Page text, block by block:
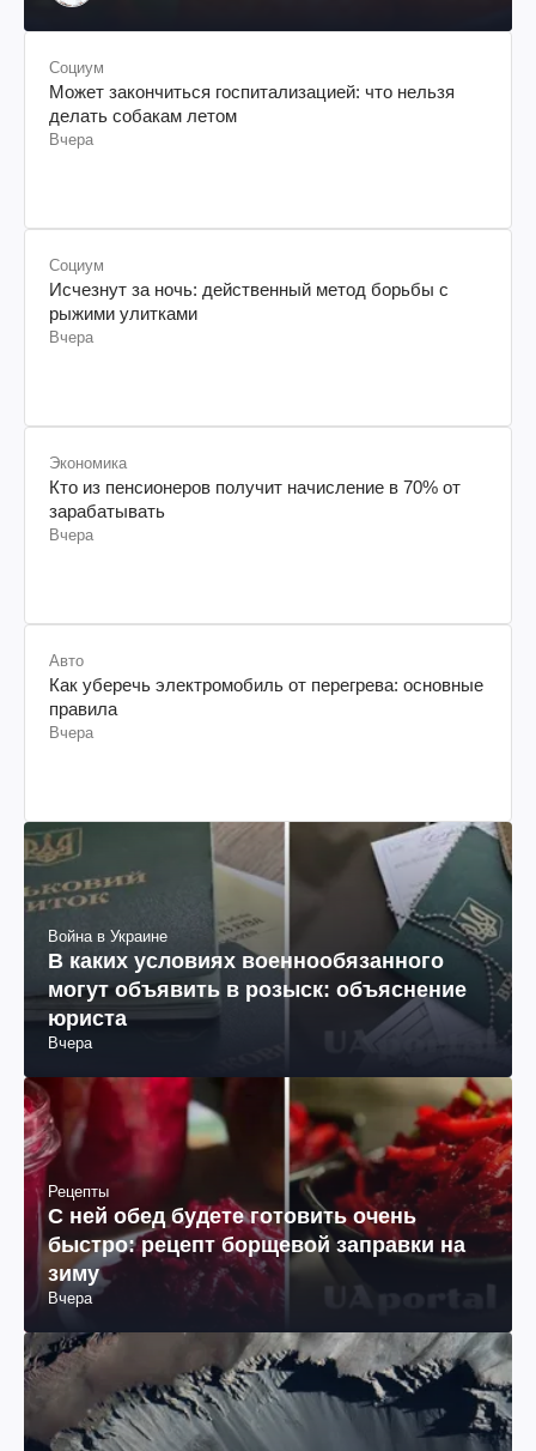
Социум
Может закончиться госпитализацией: что нельзя
делать собакам летом
Вчера
Социум
Исчезнут за ночь: действенный метод борьбы с
рыжими улитками
Вчера
Экономика
Кто из пенсионеров получит начисление в 70% от
зарабатывать
Вчера
Авто
Как уберечь электромобиль от перегрева: основные
правила
Вчера
Война в Украине
В каких условиях военнообязанного
могут объявить в розыск: объяснение
юриста
Вчера
Рецепты
С ней обед будете готовить очень
быстро: рецепт борщевой заправки на
зиму
Вчера